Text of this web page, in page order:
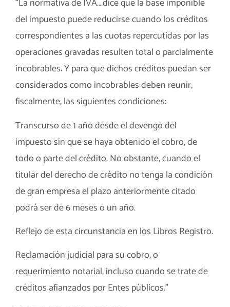
“La normativa de IVA….dice que la base imponible
del impuesto puede reducirse cuando los créditos
correspondientes a las cuotas repercutidas por las
operaciones gravadas resulten total o parcialmente
incobrables. Y para que dichos créditos puedan ser
considerados como incobrables deben reunir,
fiscalmente, las siguientes condiciones:
Transcurso de 1 año desde el devengo del
impuesto sin que se haya obtenido el cobro, de
todo o parte del crédito. No obstante, cuando el
titular del derecho de crédito no tenga la condición
de gran empresa el plazo anteriormente citado
podrá ser de 6 meses o un año.
Reflejo de esta circunstancia en los Libros Registro.
Reclamación judicial para su cobro, o
requerimiento notarial, incluso cuando se trate de
créditos afianzados por Entes públicos.”